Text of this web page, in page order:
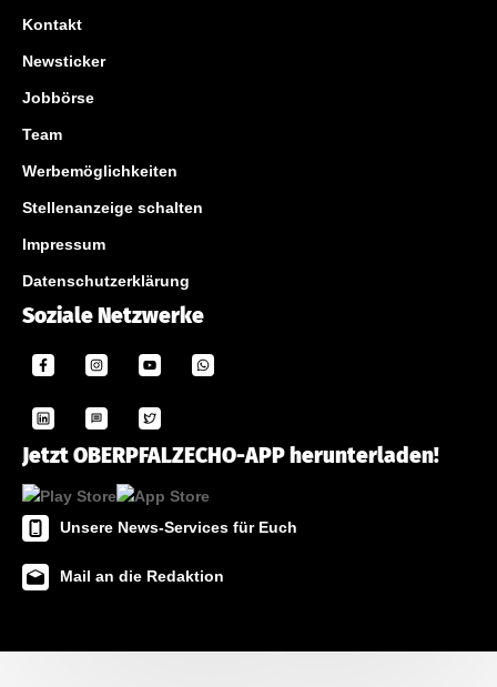
Kontakt
Newsticker
Jobbörse
Team
Werbemöglichkeiten
Stellenanzeige schalten
Impressum
Datenschutzerklärung
Soziale Netzwerke
Jetzt OBERPFALZECHO-APP herunterladen!
Unsere News-Services für Euch
Mail an die Redaktion